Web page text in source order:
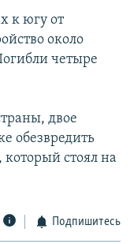
к югу от
около
четыре
двое
обезвредить
стоял на
Подпишитесь